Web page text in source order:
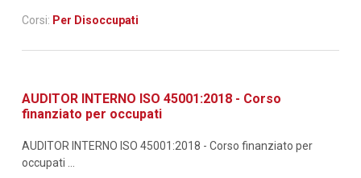
Corsi: Per Disoccupati
AUDITOR INTERNO ISO 45001:2018 - Corso
finanziato per occupati
AUDITOR INTERNO ISO 45001:2018 - Corso finanziato per
occupati ...